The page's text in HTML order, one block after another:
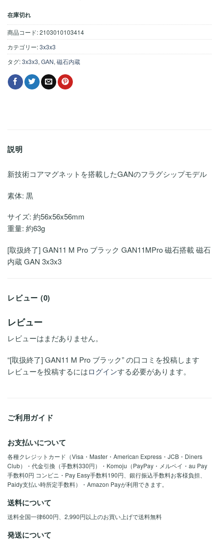
在庫切れ
商品コード:2103010103414
カテゴリー:3x3x3
タグ:3x3x3, GAN, 磁石内蔵
説明
新技術コアマグネットを搭載したGANのフラグシップモデル
素体: 黒
サイズ: 約56x56x56mm
重量: 約63g
[取扱終了] GAN11 M Pro ブラック GAN11MPro 磁石搭載 磁石
内蔵 GAN 3x3x3
レビュー (0)
レビュー
レビューはまだありません。
“[取扱終了] GAN11 M Pro ブラック” の口コミを投稿します
レビューを投稿するにはログインする必要があります。
ご利用ガイド
お支払いについて
各種クレジットカード（Visa・Master・American Express・JCB・Diners
Club）・代金引換（手数料330円）・Komoju（PayPay・メルペイ・au Pay
手数料0円 コンビニ・Pay Easy手数料190円、銀行振込手数料お客様負担、
Paidy支払い時所定手数料）・Amazon Payが利用できます。
送料について
送料全国一律600円、2,990円以上のお買い上げで送料無料
発送について